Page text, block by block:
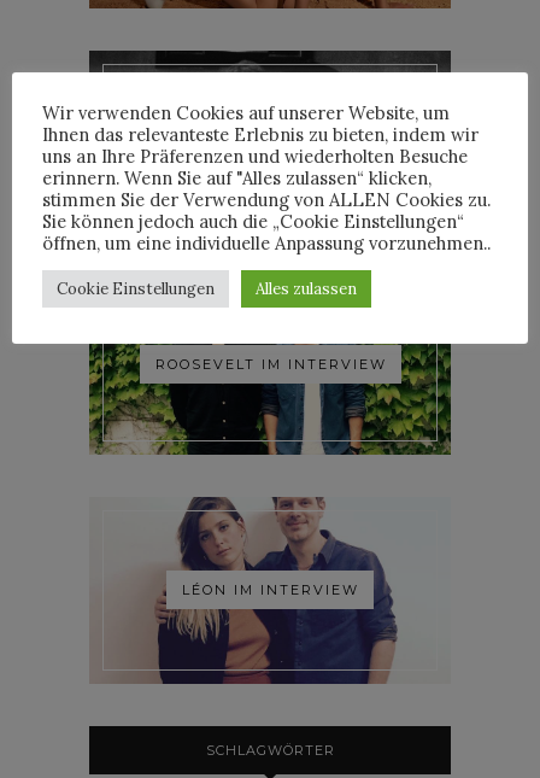
YOANN LEMOINE AKA
WOODKID IM INTERVIEW
ROOSEVELT IM INTERVIEW
LÉON IM INTERVIEW
SCHLAGWÖRTER
Wir verwenden Cookies auf unserer Website, um
Ihnen das relevanteste Erlebnis zu bieten, indem wir
uns an Ihre Präferenzen und wiederholten Besuche
erinnern. Wenn Sie auf "Alles zulassen“ klicken,
stimmen Sie der Verwendung von ALLEN Cookies zu.
Sie können jedoch auch die „Cookie Einstellungen“
öffnen, um eine individuelle Anpassung vorzunehmen..
Cookie Einstellungen Alles zulassen